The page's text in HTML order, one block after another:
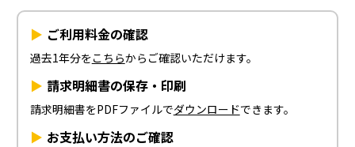
ご利用料金の確認
過去1年分をこちらからご確認いただけます。
請求明細書の保存・印刷
請求明細書をPDFファイルでダウンロードできます。
お支払い方法のご確認